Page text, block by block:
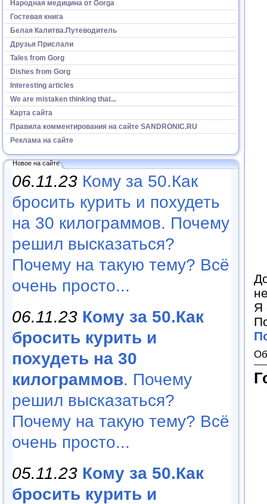
Народная медицина от Gorga
Гостевая книга
Белая Калитва.Путеводитель
Друзья Прислали
Tales from Gorg
Dishes from Gorg
Interesting articles
We are mistaken thinking that...
Карта сайта
Правила комментирования на сайте SANDRONIC.RU
Реклама на сайте
Новое на сайте
06.11.23 Кому за 50.Как
бросить курить и похудеть
на 30 килограммов. Почему
решил высказаться?
Почему на такую тему? Всё
очень просто...
06.11.23 Кому за 50.Как
бросить курить и
похудеть на 30
килограммов. Почему
решил высказаться?
Почему на такую тему? Всё
очень просто...
05.11.23 Кому за 50.Как
бросить курить и
Я